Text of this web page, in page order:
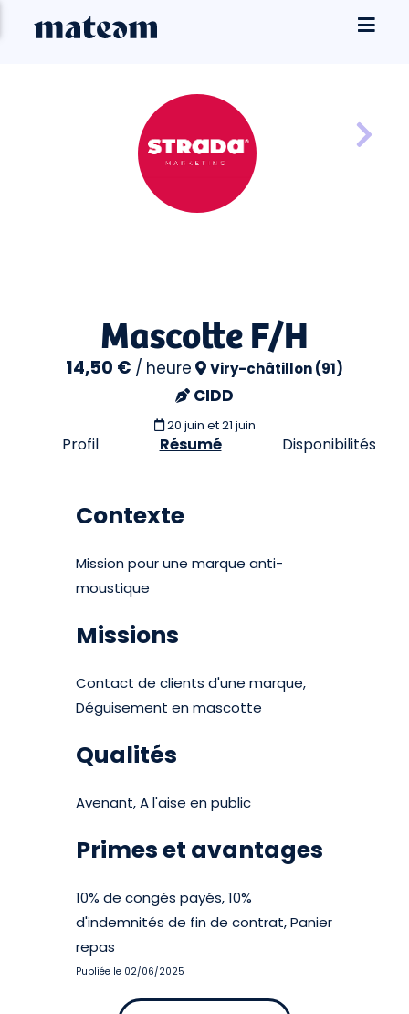
Mascotte F/H
14,50 € / heure Viry-châtillon (91)
CIDD
20 juin et 21 juin
Profil Résumé Disponibilités
Contexte
Mission pour une marque anti-
moustique
Missions
Contact de clients d'une marque,
Déguisement en mascotte
Qualités
Avenant, A l'aise en public
Primes et avantages
10% de congés payés, 10%
d'indemnités de fin de contrat, Panier
repas
Publiée le 02/06/2025